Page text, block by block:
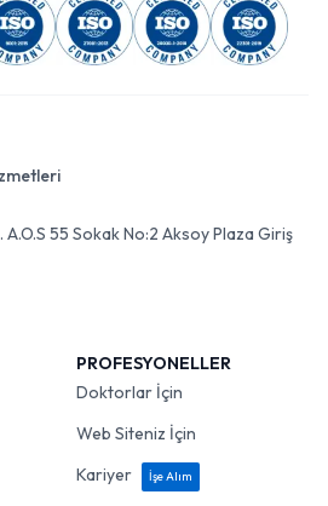
55 Sokak No:2 Aksoy Plaza Giriş
PROFESYONELLER
Doktorlar İçin
Web Siteniz İçin
Kariyer
İşe Alım